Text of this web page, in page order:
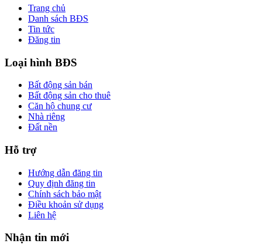
Trang chủ
Danh sách BĐS
Tin tức
Đăng tin
Loại hình BĐS
Bất động sản bán
Bất động sản cho thuê
Căn hộ chung cư
Nhà riêng
Đất nền
Hỗ trợ
Hướng dẫn đăng tin
Quy định đăng tin
Chính sách bảo mật
Điều khoản sử dụng
Liên hệ
Nhận tin mới